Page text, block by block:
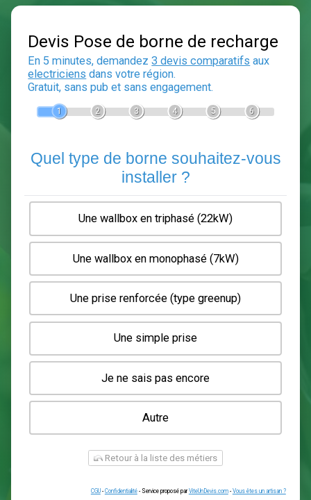
Devis Pose de borne de
En 5 minutes, demandez3 devis comparatifs
Gratuit, sans pub et sans engagement.
2 3 6
Quel type de borne souhaitez-
installer ?
Une wallbox en triphasé (22kW)
Une wallbox en monophasé (7kW)
Une prise renforcée (type greenup)
Une simple prise